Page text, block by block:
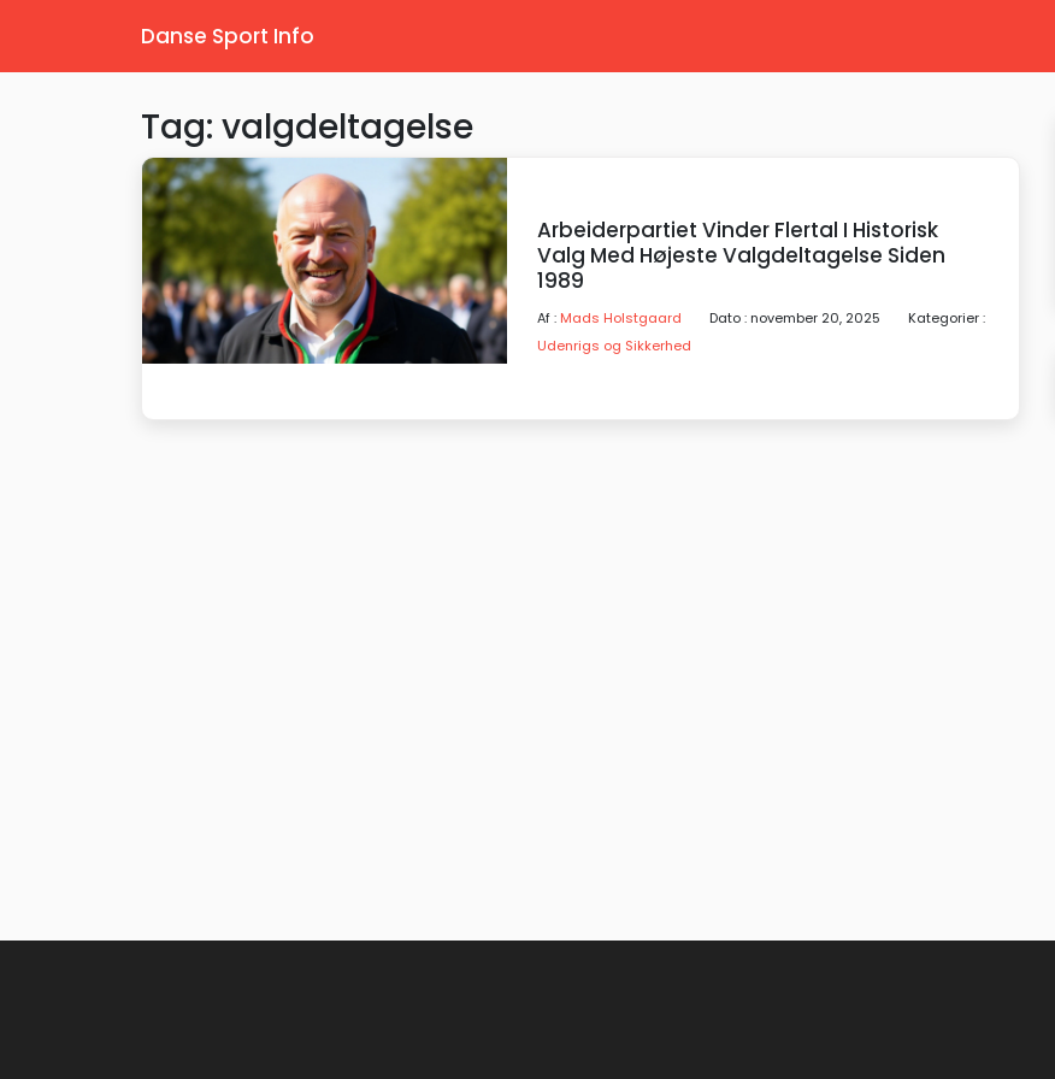
Danse Sport Info
Tag: valgdeltagelse
Arbeiderpartiet Vinder Flertal I Historisk
Valg Med Højeste Valgdeltagelse Siden
1989
Af : Mads Holstgaard Dato : november 20, 2025
Kategorier :
Udenrigs og Sikkerhed